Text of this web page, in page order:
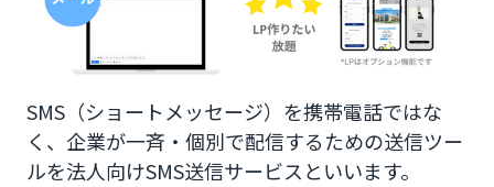
SMS（ショートメッセージ）を携帯電話ではな
く、企業が一斉・個別で配信するための送信ツー
ルを法人向けSMS送信サービスといいます。